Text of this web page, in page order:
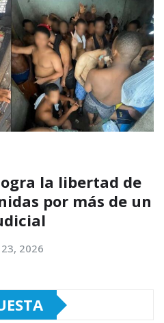
la libertad de
por más de un
23, 2026